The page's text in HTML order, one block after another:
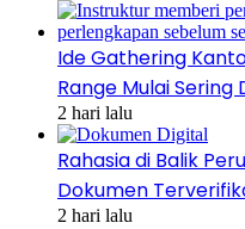
Ide Gathering
Range Mulai Sering
2 hari lalu
Rahasia di Balik
Dokumen
2 hari lalu